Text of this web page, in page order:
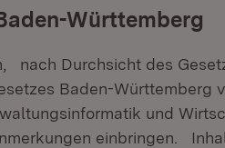
Württemberg
nach Durchsicht des
Baden-Württemberg
und
einbringen.